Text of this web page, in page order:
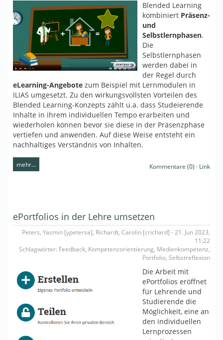
Blended Learning
kombiniert Präsenz-
und
Selbstlernphasen.
Die
Selbstlernphasen
werden dabei in
der Regel durch
eLearning-Angebote zum Beispiel mit Lernmodulen in
ILIAS umgesetzt. Zu den wirkungsvollsten Vorteilen des
Blended Learning-Konzepts zählt u.a. dass Studeierende
Inhalte in ihrem individuellen Tempo erarbeiten und
wiederholen können bevor sie diese in der Präsenzphase
vertiefen und anwenden. Auf diese Weise entsteht ein
nachhaltiges Verständnis von Inhalten.
mehr… Kommentare (0) · Link
ePortfolios in der Lehre umsetzen
Peters, Yasmin [ypetersa], Richardt, Carolin [crichard] - 21. Jun 2023,
11:22
Schlagwörter: Feedback, Kompetenzorientierung, Medienkompetenz,
Portfolio, Selbstreflexion
Die Arbeit mit
ePortfolios eröffnet
für Lehrende und
Studierende die
Möglichkeit, eine an
den individuellen
Lernprozessen